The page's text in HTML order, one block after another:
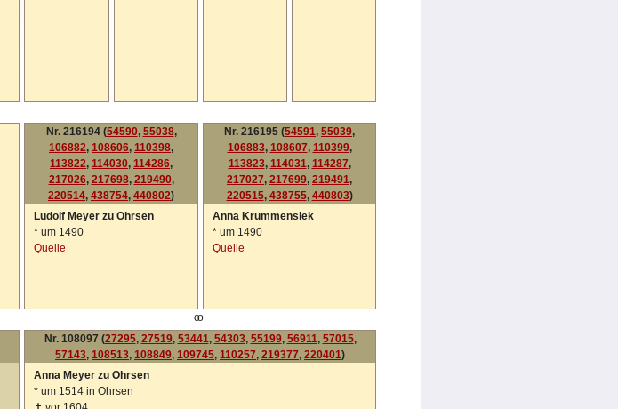
Nr. 216194 (54590, 55038,
106882, 108606, 110398,
113822, 114030, 114286,
217026, 217698, 219490,
220514, 438754, 440802)
Ludolf Meyer zu Ohrsen
* um 1490
Quelle
Nr. 216195 (54591, 55039,
106883, 108607, 110399,
113823, 114031, 114287,
217027, 217699, 219491,
220515, 438755, 440803)
Anna Krummensiek
* um 1490
Quelle
oo
Nr. 108097 (27295, 27519, 53441, 54303, 55199, 56911, 57015,
57143, 108513, 108849, 109745, 110257, 219377, 220401)
Anna Meyer zu Ohrsen
* um 1514 in Ohrsen